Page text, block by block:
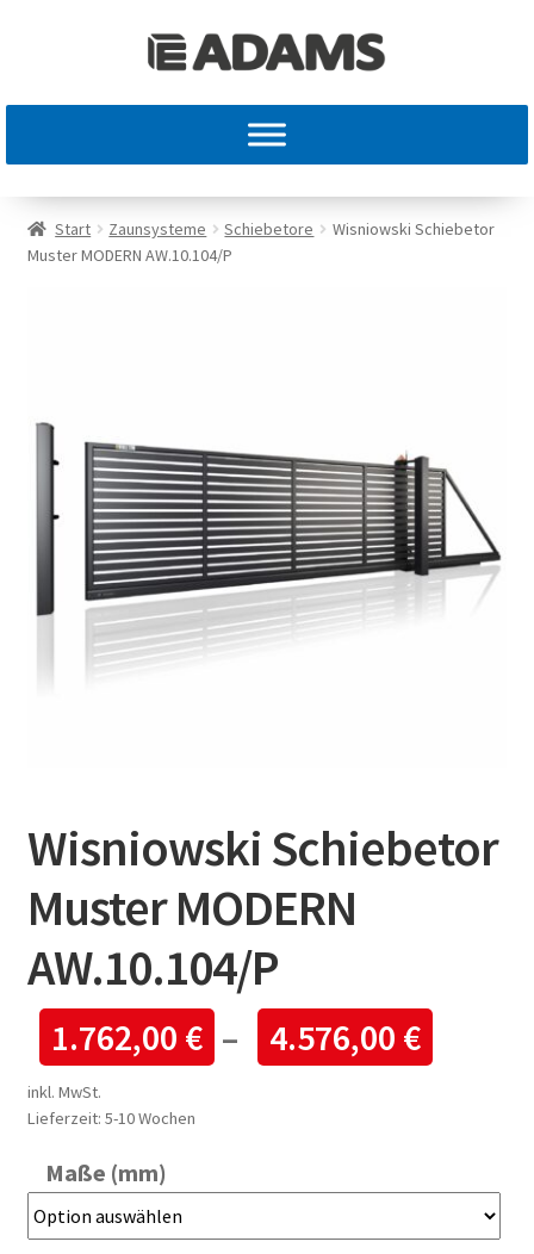
Start Zaunsysteme Schiebetore
Wisniowski Schiebetor
Muster MODERN AW.10.104/P
Wisniowski Schiebetor
Muster MODERN
AW.10.104/P
1.762,00 € – 4.576,00 €
inkl. MwSt.
Lieferzeit: 5-10 Wochen
Maße (mm)